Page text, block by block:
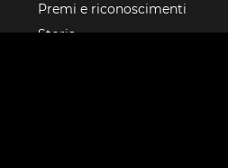
Premi e riconoscimenti
Storia